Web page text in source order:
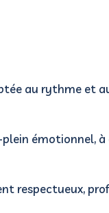
au rythme et
émotionnel, à
respectueux,